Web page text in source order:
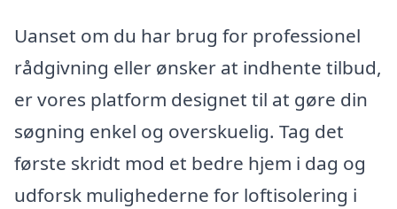
Uanset om du har brug for professionel
rådgivning eller ønsker at indhente tilbud,
er vores platform designet til at gøre din
søgning enkel og overskuelig. Tag det
første skridt mod et bedre hjem i dag og
udforsk mulighederne for loftisolering i